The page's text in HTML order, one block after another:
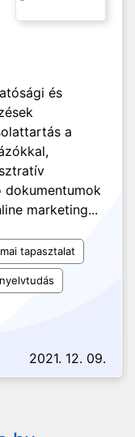
és
a
dokumentumok
marketing...
tapasztalat
2021. 12. 09.